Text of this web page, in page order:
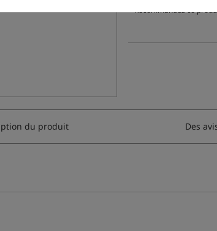
Recommandez ce
du produit Des